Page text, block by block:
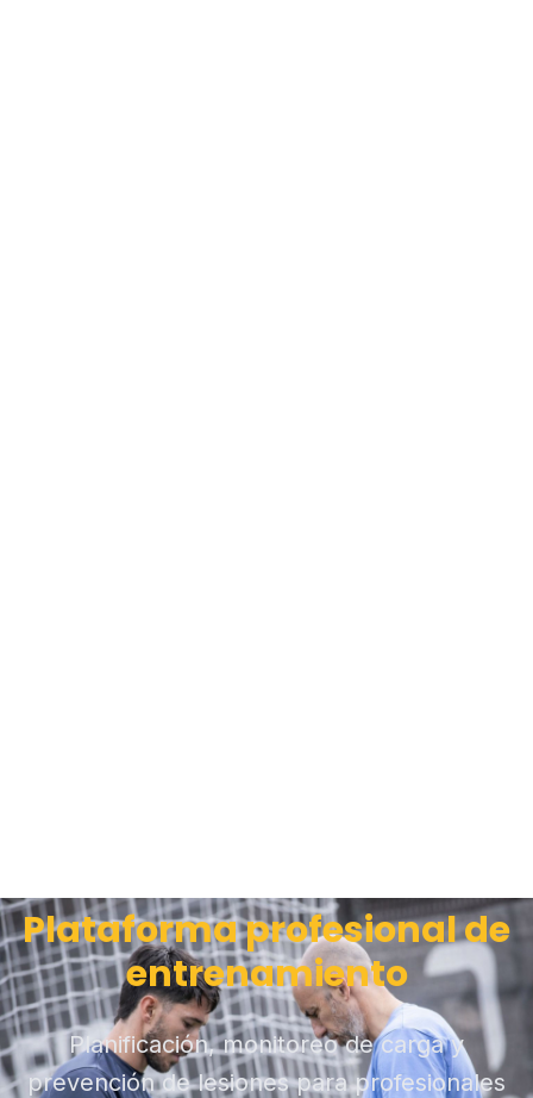
Plataforma profesional de
entrenamiento
Planificación, monitoreo de carga y
prevención de lesiones para profesionales